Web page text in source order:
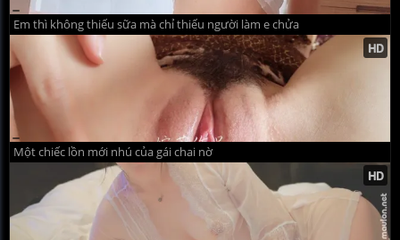
Em thì không thiếu sữa mà chỉ thiếu người làm e chửa
Một chiếc lồn mới nhú của gái chai nờ